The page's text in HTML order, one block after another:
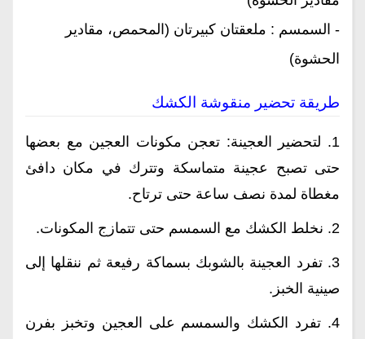
- السمسم : ملعقتان كبيرتان (المحمص، مقادير
الحشوة)
طريقة تحضير منقوشة الكشك
1.
لتحضير العجينة: تعجن مكونات العجين مع بعضها
حتى تصبح عجينة متماسكة وتترك في مكان دافئ
مغطاة لمدة نصف ساعة حتى ترتاح.
2. نخلط الكشك مع السمسم حتى تتمازج المكونات.
3. تفرد العجينة بالشوبك بسماكة رفيعة ثم ننقلها إلى
صينية الخبز.
4.
تفرد الكشك والسمسم على العجين وتخبز بفرن